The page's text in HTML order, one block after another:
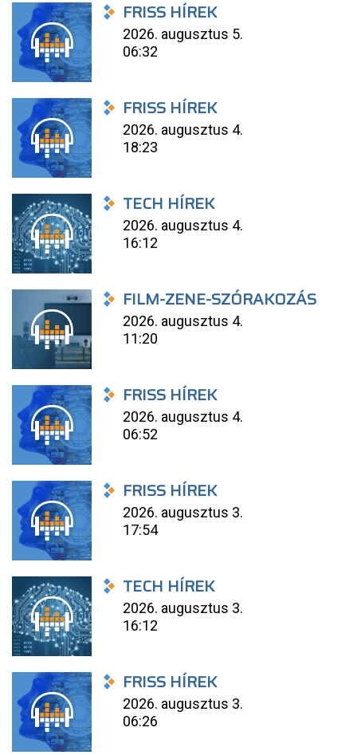
FRISS HÍREK
2026. augusztus 5.
06:32
FRISS HÍREK
2026. augusztus 4.
18:23
TECH HÍREK
2026. augusztus 4.
16:12
FILM-ZENE-SZÓRAKOZÁS
2026. augusztus 4.
11:20
FRISS HÍREK
2026. augusztus 4.
06:52
FRISS HÍREK
2026. augusztus 3.
17:54
TECH HÍREK
2026. augusztus 3.
16:12
FRISS HÍREK
2026. augusztus 3.
06:26